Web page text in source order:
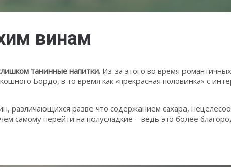
винам
танинные напитки. Из-за этого во время
Бордо, в то время как «прекрасная половинка» с
различающихся разве что содержанием сахара,
самому перейти на полусладкие – ведь это более